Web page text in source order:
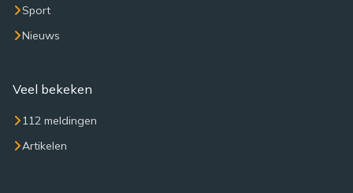
Sport
Nieuws
Veel bekeken
112 meldingen
Artikelen